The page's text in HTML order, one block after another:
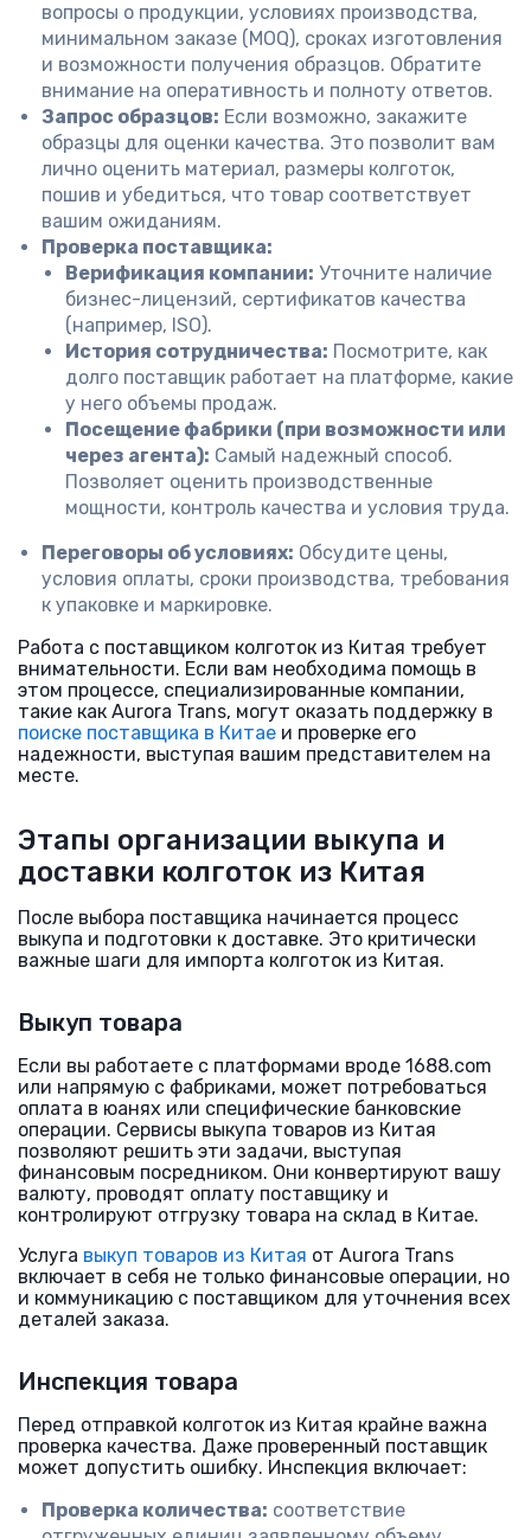
вопросы о продукции, условиях производства,
минимальном заказе (MOQ), сроках изготовления
и возможности получения образцов. Обратите
внимание на оперативность и полноту ответов.
Запрос образцов: Если возможно, закажите
образцы для оценки качества. Это позволит вам
лично оценить материал, размеры колготок,
пошив и убедиться, что товар соответствует
вашим ожиданиям.
Проверка поставщика:
Верификация компании: Уточните наличие
бизнес-лицензий, сертификатов качества
(например, ISO).
История сотрудничества: Посмотрите, как
долго поставщик работает на платформе, какие
у него объемы продаж.
Посещение фабрики (при возможности или
через агента): Самый надежный способ.
Позволяет оценить производственные
мощности, контроль качества и условия труда.
Переговоры об условиях: Обсудите цены,
условия оплаты, сроки производства, требования
к упаковке и маркировке.
Работа с поставщиком колготок из Китая требует
внимательности. Если вам необходима помощь в
этом процессе, специализированные компании,
такие как Aurora Trans, могут оказать поддержку в
поиске поставщика в Китае и проверке его
надежности, выступая вашим представителем на
месте.
Этапы организации выкупа и
доставки колготок из Китая
После выбора поставщика начинается процесс
выкупа и подготовки к доставке. Это критически
важные шаги для импорта колготок из Китая.
Выкуп товара
Если вы работаете с платформами вроде 1688.com
или напрямую с фабриками, может потребоваться
оплата в юанях или специфические банковские
операции. Сервисы выкупа товаров из Китая
позволяют решить эти задачи, выступая
финансовым посредником. Они конвертируют вашу
валюту, проводят оплату поставщику и
контролируют отгрузку товара на склад в Китае.
Услуга выкуп товаров из Китая от Aurora Trans
включает в себя не только финансовые операции, но
и коммуникацию с поставщиком для уточнения всех
деталей заказа.
Инспекция товара
Перед отправкой колготок из Китая крайне важна
проверка качества. Даже проверенный поставщик
может допустить ошибку. Инспекция включает:
Проверка количества: соответствие